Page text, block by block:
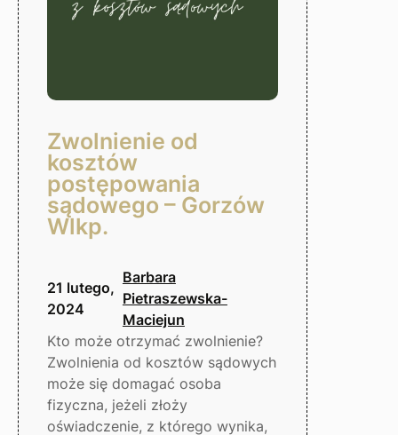
Zwolnienie od
kosztów
postępowania
sądowego – Gorzów
Wlkp.
21 lutego,
2024
Barbara
Pietraszewska-
Maciejun
Kto może otrzymać zwolnienie?
Zwolnienia od kosztów sądowych
może się domagać osoba
fizyczna, jeżeli złoży
oświadczenie, z którego wynika,